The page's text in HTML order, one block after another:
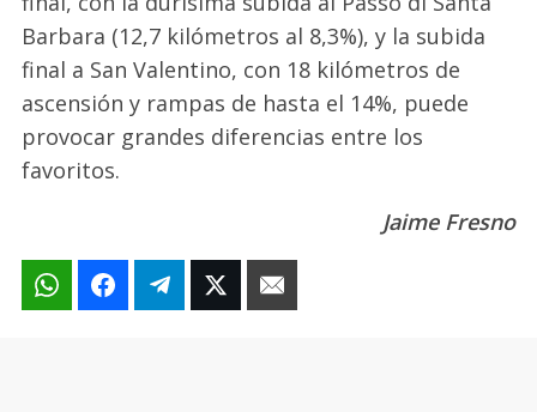
Barbara (12,7 kilómetros al 8,3%), y la subida
final a San Valentino, con 18 kilómetros de
ascensión y rampas de hasta el 14%, puede
provocar grandes diferencias entre los
favoritos.
Jaime Fresno